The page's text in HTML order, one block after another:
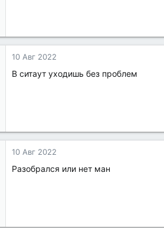
10 Авг 2022
В ситаут уходишь без проблем
10 Авг 2022
Разобрался или нет ман